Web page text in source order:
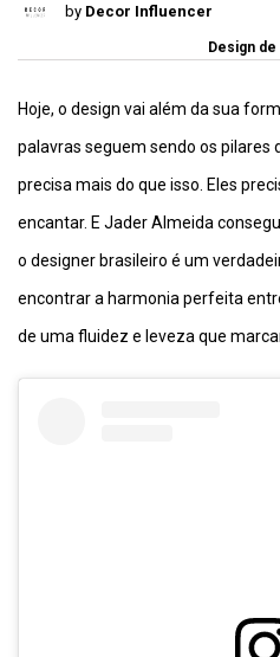
by Decor Influencer
Design
Hoje, o design vai além da sua
palavras seguem sendo os pilares
precisa mais do que isso. Eles
encantar. E Jader Almeida
o designer brasileiro é um
encontrar a harmonia perfeita
de uma fluidez e leveza que